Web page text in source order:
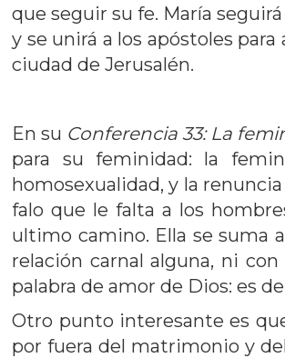
que seguir su fe. María
y se unirá a los apóstoles
ciudad de Jerusalén.
En su Conferencia 33: La
para su feminidad: la
homosexualidad, y la
falo que le falta a los
ultimo camino. Ella se suma
relación carnal alguna, ni
palabra de amor de Dios: es
Otro punto interesante es
por fuera del matrimonio y